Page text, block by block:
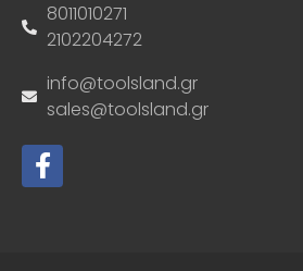
8011010271
2102204272
info@toolsland.gr
sales@toolsland.gr